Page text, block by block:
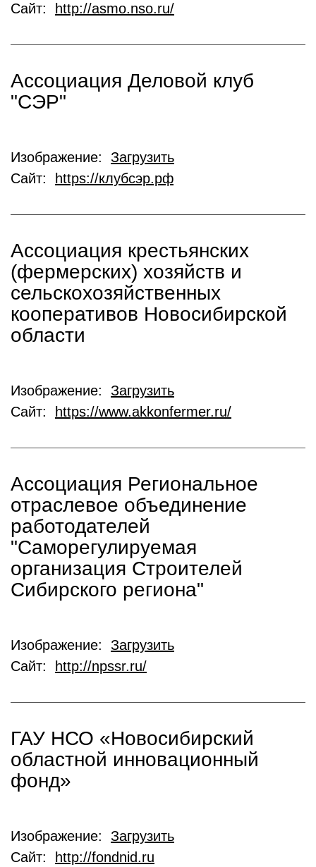
Сайт:
http://asmo.nso.ru/
Ассоциация Деловой клуб
"СЭР"
Изображение: Загрузить
Сайт:
https://клубсэр.рф
Ассоциация крестьянских
(фермерских) хозяйств и
сельскохозяйственных
кооперативов Новосибирской
области
Изображение: Загрузить
Сайт:
https://www.akkonfermer.ru/
Ассоциация Региональное
отраслевое объединение
работодателей
"Саморегулируемая
организация Строителей
Сибирского региона"
Изображение: Загрузить
Сайт:
http://npssr.ru/
ГАУ НСО «Новосибирский
областной инновационный
фонд»
Изображение: Загрузить
Сайт:
http://fondnid.ru